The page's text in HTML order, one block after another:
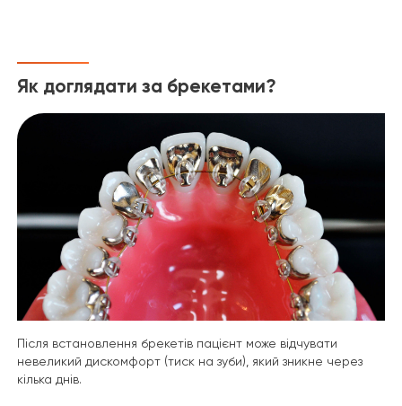
Як доглядати за брекетами?
Після встановлення брекетів пацієнт може відчувати
невеликий дискомфорт (тиск на зуби), який зникне через
кілька днів.